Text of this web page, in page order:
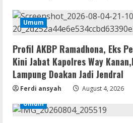
Umum
Profil AKBP Ramadhona, Eks
Kini Jabat Kapolres Way
Lampung Doakan Jadi Jendral
Ferdi ansyah
August 4, 2026
Umum
4
Serialers
VMware
Activator Final
August 6, 2026
MATLAB Crack +